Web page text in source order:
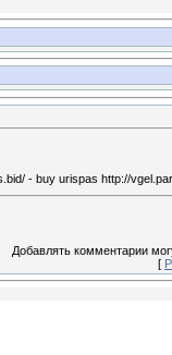
- buy urispas http://
Добавлять комментарии
[